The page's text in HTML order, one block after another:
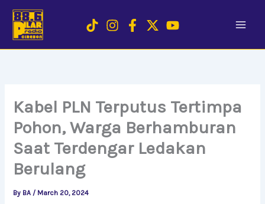
content
Kabel PLN Terputus Tertimpa
Pohon, Warga Berhamburan
Saat Terdengar Ledakan
Berulang
By BA / March 20, 2024